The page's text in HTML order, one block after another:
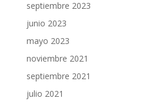
septiembre 2023
junio 2023
mayo 2023
noviembre 2021
septiembre 2021
julio 2021